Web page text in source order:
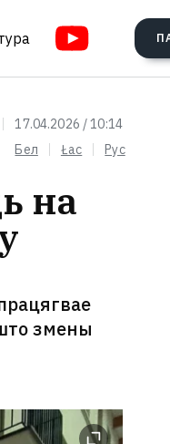
17.04.2026 / 10:14
Бел
Łac Рус
на
змены